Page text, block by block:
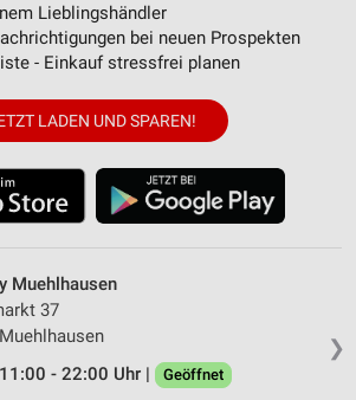
Lieblingshändler
bei neuen Prospekten
- Einkauf stressfrei planen
LADEN UND SPAREN!
❯
Muehlhausen
37
- 22:00 Uhr |
Geöffnet